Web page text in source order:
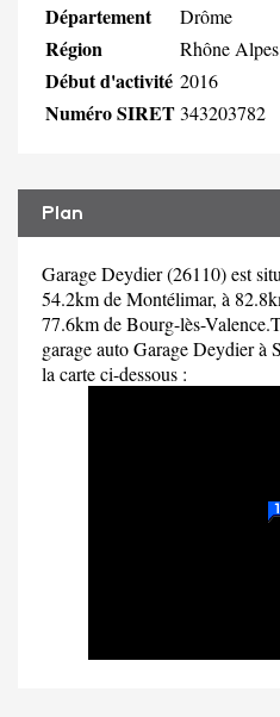
Département Drôme
Région Rhône Alpes
Début d'activité 2016
Numéro SIRET343203782
Plan
Garage Deydier (26110) est
54.2km de Montélimar, à
77.6km de Bourg-lès-
garage auto Garage Deydier à
la carte ci-dessous :